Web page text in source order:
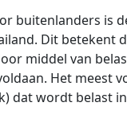
buitenlanders is
Dit
middel van
Het meest
dat wordt belast